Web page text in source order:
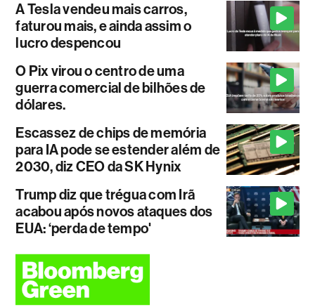
A Tesla vendeu mais carros,
faturou mais, e ainda assim o
lucro despencou
O Pix virou o centro de uma
guerra comercial de bilhões de
dólares.
Escassez de chips de memória
para IA pode se estender além de
2030, diz CEO da SK Hynix
Trump diz que trégua com Irã
acabou após novos ataques dos
EUA: ‘perda de tempo'